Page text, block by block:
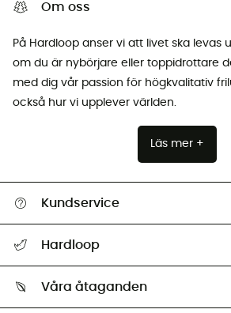
Om oss
På Hardloop anser vi att livet ska levas
om du är nybörjare eller toppidrottare
med dig vår passion för högkvalitativ
också hur vi upplever världen.
Läs mer +
Kundservice
Retur & återbetalning
Hardloop
Våra åtaganden